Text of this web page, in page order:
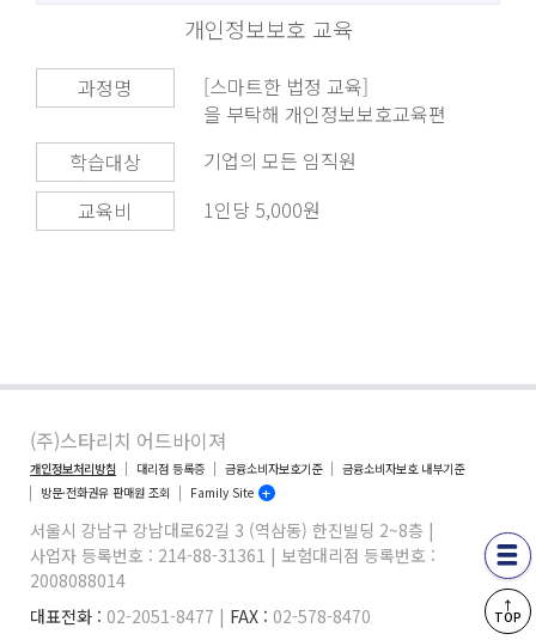
개인정보보호 교육
과정명
[스마트한 법정 교육]
을 부탁해 개인정보보호교육편
학습대상
기업의 모든 임직원
교육비
1인당 5,000원
(주)스타리치 어드바이져
개인정보처리방침 대리점 등록증 금융소비자보호기준
금융소비자보호 내부기준
방문·전화권유 판매원 조회
Family Site
서울시 강남구 강남대로62길 3 (역삼동) 한진빌딩 2~8층 |
사업자 등록번호 : 214-88-31361 | 보험대리점 등록번호 :
2008088014
대표전화 : 02-2051-8477 | FAX : 02-578-8470 ↑
TOP